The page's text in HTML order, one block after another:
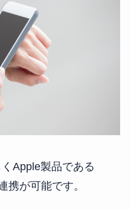
Apple製品である
携が可能です。